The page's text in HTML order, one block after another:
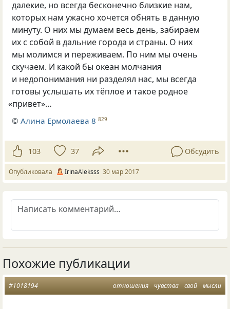
далекие, но всегда бесконечно близкие нам,
которых нам ужасно хочется обнять в данную
минуту. О них мы думаем весь день, забираем
их с собой в дальние города и страны. О них
мы молимся и переживаем. По ним мы очень
скучаем. И какой бы океан молчания
и недопонимания ни разделял нас, мы всегда
готовы услышать их тёплое и такое родное
«привет»…
©Алина Ермолаева 8 829
103 37 Обсудить
Опубликовала IrinaAleksss 30 мар 2017
Похожие публикации
отношения чувства свой мысли
#1018194